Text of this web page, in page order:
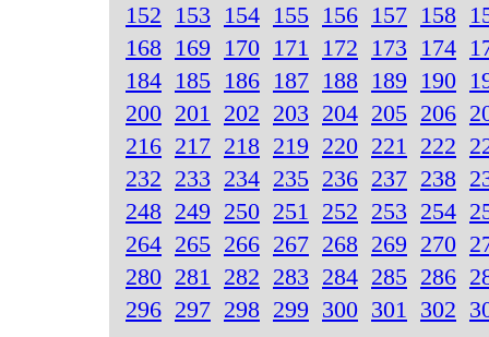
152 153 154 155 156 157 158
168 169 170 171 172 173 174
184 185 186 187 188 189 190
200 201 202 203 204 205 206
216 217 218 219 220 221 222
232 233 234 235 236 237 238
248 249 250 251 252 253 254
264 265 266 267 268 269 270
280 281 282 283 284 285 286
296 297 298 299 300 301 302